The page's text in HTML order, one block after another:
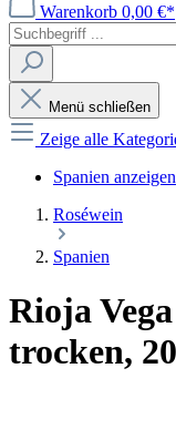
Warenkorb 0,00 €*
Menü schließen
Zeige alle
Spanien anzeigen
Roséwein
Spanien
Rioja
trocken,